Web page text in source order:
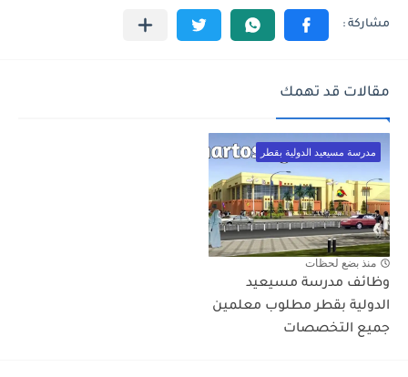
مقالات قد تهمك
مدرسة مسيعيد الدولية بقطر
منذ بضع لحظات
وظائف مدرسة مسيعيد
الدولية بقطر مطلوب معلمين
جميع التخصصات